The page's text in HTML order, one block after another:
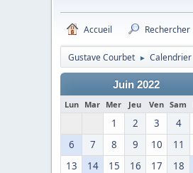
Accueil Rechercher
Gustave Courbet ► Calendrier
Juin 2022
Lun Mar Mer Jeu Ven Sam
1 2 3 4
6
7 8 9 10 11
13
14 15 16 17 18